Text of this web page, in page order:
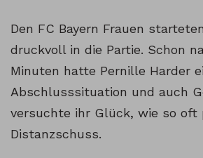
Den FC Bayern Frauen
druckvoll in die Partie. Schon
Minuten hatte Pernille Harder
Abschlusssituation und auch
versuchte ihr Glück, wie so oft
Distanzschuss.